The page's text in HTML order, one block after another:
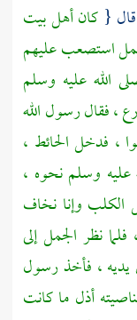
{ كان أهل بيت
استصعب عليهم
الله عليه وسلم
، فقال رسول الله
، فدخل الحائط ،
عليه وسلم نحوه ،
الكلب وإنا نخاف
نظر الجمل إلى
، فأخذ رسول
أذل ما كانت